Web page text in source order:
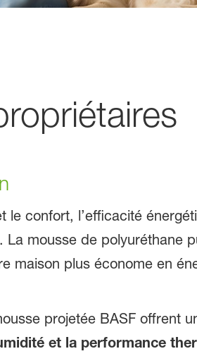
confort, l’efficacité
mousse de polyuréthane
maison plus économe en
projetée BASF offrent
et la performance